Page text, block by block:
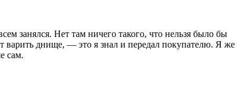
занялся. Нет там ничего такого, что нельзя было бы
варить днище, — это я знал и передал покупателю. Я же
сам.